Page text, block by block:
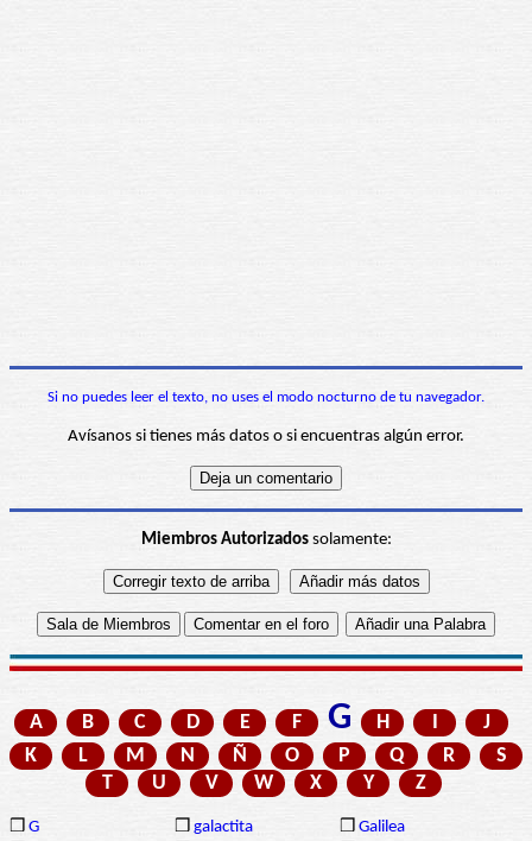
Si no puedes leer el texto, no uses el modo nocturno de tu navegador.
Avísanos si tienes más datos o si encuentras algún error.
Miembros Autorizadossolamente:
A B C D E F G H I
J
K
L M N Ñ O P Q R
S
T
U V W X Y Z
❒ G ❒ galactita ❒ Galilea